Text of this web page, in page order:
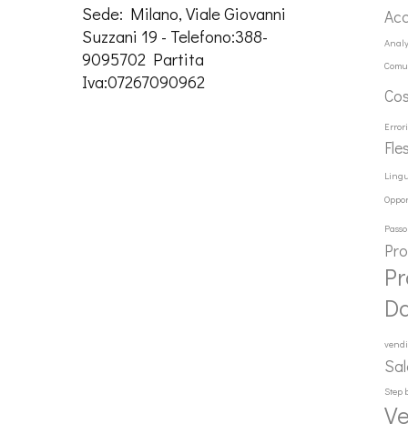
Sede: Milano, Viale Giovanni
Suzzani 19 - Telefono:388-
9095702 Partita
Iva:07267090962
Errori
Passo
Step